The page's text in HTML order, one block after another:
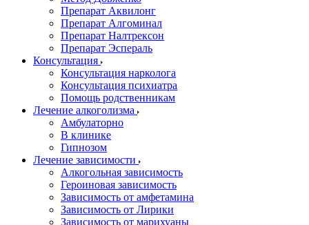
Препарат Аквилонг
Препарат Алгоминал
Препарат Налтрексон
Препарат Эспераль
Консультация
Консультация нарколога
Консультация психиатра
Помощь родственникам
Лечение алкоголизма
Амбулаторно
В клинике
Гипнозом
Лечение зависимости
Алкогольная зависимость
Героиновая зависимость
Зависимость от амфетамина
Зависимость от Лирики
Зависимость от марихуаны